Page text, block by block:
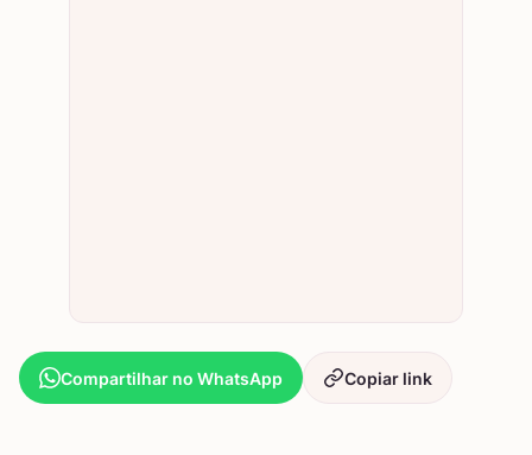
Compartilhar no WhatsApp Copiar link